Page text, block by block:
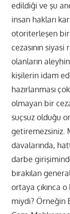
edildiği ve şu
insan hakları
otoriterleşen
cezasının
olanların
kişilerin idam
hazırlanması
olmayan bir
suçsuz olduğu
getiremezsiniz.
davalarında,
darbe
bırakılan
ortaya çıkınca
miydi? Örneğin